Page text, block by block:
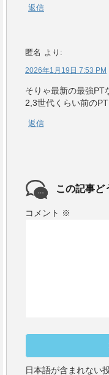
返信
匿名 より:
2026年1月19日 7:53 PM
そりゃ最新の最強PT
2,3世代くらい前の
返信
この記事ど
コメント ※
日本語が含まれない